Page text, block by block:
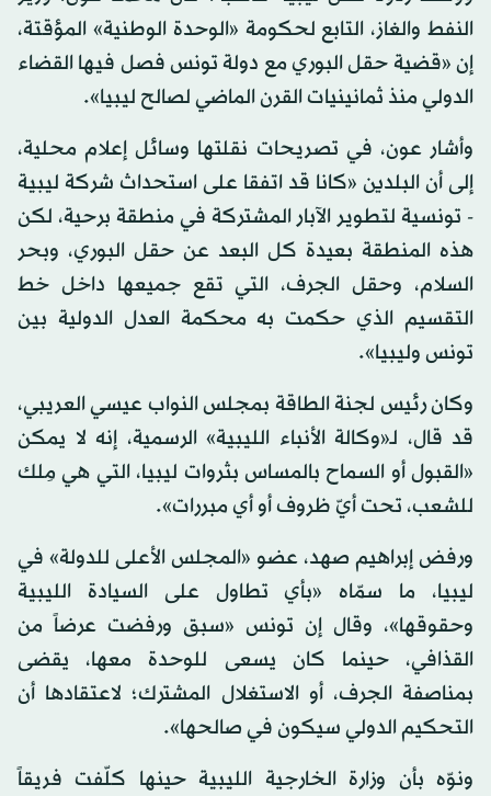
النفط والغاز، التابع لحكومة «الوحدة الوطنية» المؤقتة،
إن «قضية حقل البوري مع دولة تونس فصل فيها القضاء
الدولي منذ ثمانينيات القرن الماضي لصالح ليبيا».
وأشار عون، في تصريحات نقلتها وسائل إعلام محلية،
إلى أن البلدين «كانا قد اتفقا على استحداث شركة ليبية
- تونسية لتطوير الآبار المشتركة في منطقة برحية، لكن
هذه المنطقة بعيدة كل البعد عن حقل البوري، وبحر
السلام، وحقل الجرف، التي تقع جميعها داخل خط
التقسيم الذي حكمت به محكمة العدل الدولية بين
تونس وليبيا».
وكان رئيس لجنة الطاقة بمجلس النواب عيسي العريبي،
قد قال، لـ«وكالة الأنباء الليبية» الرسمية، إنه لا يمكن
«القبول أو السماح بالمساس بثروات ليبيا، التي هي مِلك
للشعب، تحت أيّ ظروف أو أي مبررات».
ورفض إبراهيم صهد، عضو «المجلس الأعلى للدولة» في
ليبيا، ما سمّاه «بأي تطاول على السيادة الليبية
وحقوقها»، وقال إن تونس «سبق ورفضت عرضاً من
القذافي، حينما كان يسعى للوحدة معها، يقضى
بمناصفة الجرف، أو الاستغلال المشترك؛ لاعتقادها أن
التحكيم الدولي سيكون في صالحها».
ونوّه بأن وزارة الخارجية الليبية حينها كلّفت فريقاً